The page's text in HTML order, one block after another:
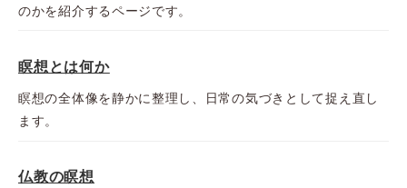
のかを紹介するページです。
瞑想とは何か
瞑想の全体像を静かに整理し、日常の気づきとして捉え直し
ます。
仏教の瞑想